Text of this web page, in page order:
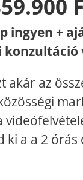
ingyen +
akár az
ki a a 2